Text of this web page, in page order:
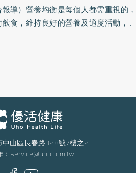
導）營養均衡是每個人都需重視的，
食，維持良好的營養及適度活動，以
「癌症飲食與運動」，將邀請戴承正
。他們將討論及分享如何透過調整好
醫師是北醫大附醫院內科部血液腫瘤
董事長為癌症關懷基金會董事長、健
健康養生食療作家。名額有限，請及
中山區長春路328號7樓之2
service@uho.com.tw